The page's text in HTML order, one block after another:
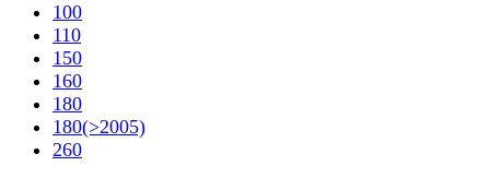
100
110
150
160
180
180(>2005)
260